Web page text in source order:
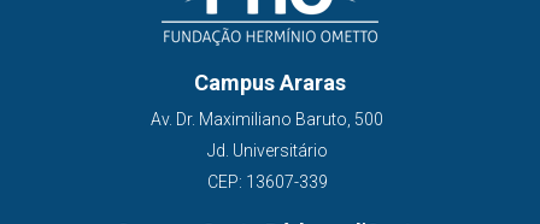
Campus Araras
Av. Dr. Maximiliano Baruto, 500
Jd. Universitário
CEP: 13607-339